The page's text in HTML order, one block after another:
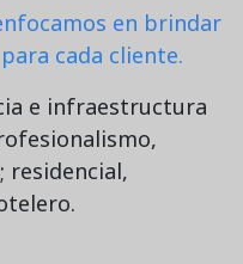
en brindar
cada cliente.
e infraestructura
residencial,